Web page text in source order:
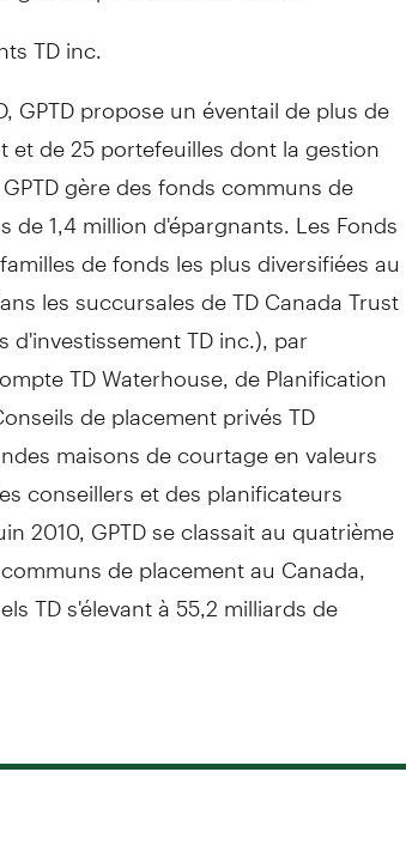
TD inc.
GPTD propose un éventail de plus de
de 25 portefeuilles dont la gestion
gère des fonds communs de
1,4 million d'épargnants. Les Fonds
de fonds les plus diversifiées au
les succursales de TD Canada Trust
TD inc.), par
TD Waterhouse, de Planification
de placement privés TD
maisons de courtage en valeurs
conseillers et des planificateurs
2010, GPTD se classait au quatrième
de placement au Canada,
TD s'élevant à 55,2 milliards de